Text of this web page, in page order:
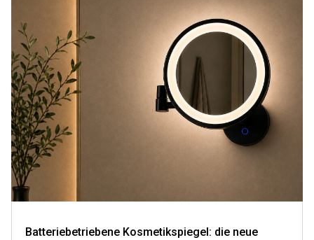
Batteriebetriebene Kosmetikspiegel: die neue